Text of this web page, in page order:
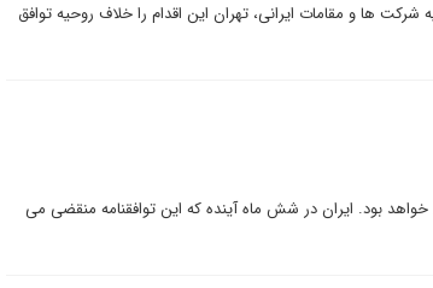
ها و مقامات ایرانی، تهران این اقدام را خلاف روحیه توافق
بود. ایران در شش ماه آینده که این توافقنامه منقضی می